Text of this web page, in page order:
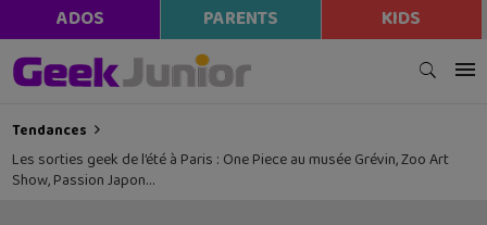
ADOS PARENTS KIDS
Tendances
Les sorties geek de l’été à Paris : One Piece au musée Grévin, Zoo Art
Show, Passion Japon…